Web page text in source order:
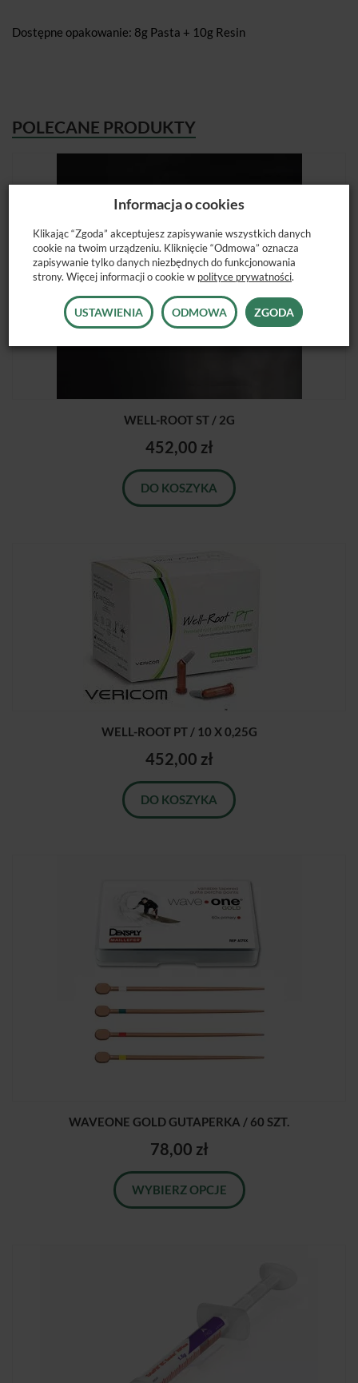
Dostępne opakowanie: 8g Pasta + 10g Resin
POLECANE PRODUKTY
WELL-ROOT ST / 2G
452,00 zł
DO KOSZYKA
WELL-ROOT PT / 10 X 0,25G
452,00 zł
DO KOSZYKA
WAVEONE GOLD GUTAPERKA / 60 SZT.
78,00 zł
WYBIERZ OPCJE
Informacja o cookies
Klikając “Zgoda” akceptujesz zapisywanie wszystkich danych
cookie na twoim urządzeniu. Kliknięcie “Odmowa” oznacza
zapisywanie tylko danych niezbędnych do funkcjonowania
strony. Więcej informacji o cookie w polityce prywatności.
USTAWIENIA ODMOWA ZGODA